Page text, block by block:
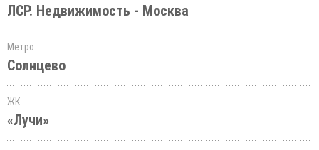
ЛСР. Недвижимость - Москва
Метро
Солнцево
ЖК
«Лучи»